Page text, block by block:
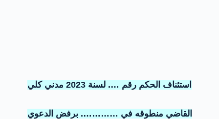
استئناف الحكم رقم …. لسنة 2023 مدني كلي
القاضي منطوقه في …………. برفض الدعوي